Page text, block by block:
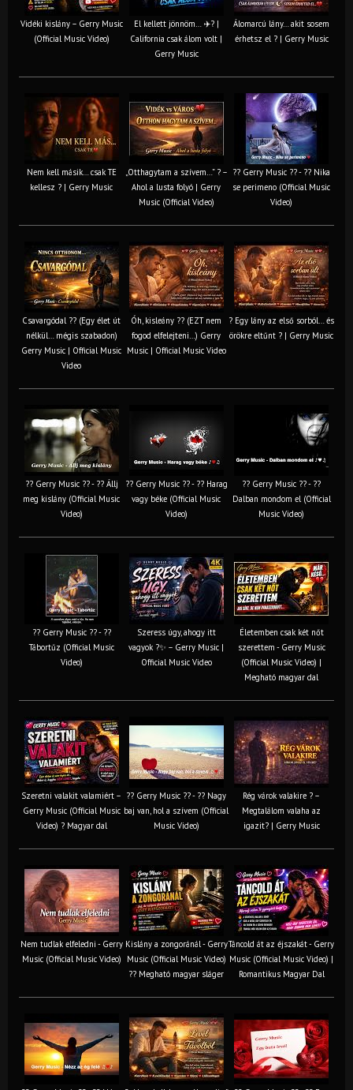
Vidéki kislány – Gerry Music
(Official Music Video)
El kellett jönnöm… ✈️? |
California csak álom volt |
Gerry Music
Álomarcú lány… akit sosem
érhetsz el ? | Gerry Music
Nem kell másik… csak TE
kellesz ? | Gerry Music
„Otthagytam a szívem…” ? –
Ahol a lusta folyó | Gerry
Music (Official Video)
?? Gerry Music ?? - ?? Nika
se perimeno (Official Music
Video)
Csavargódal ?? (Egy élet út
nélkül… mégis szabadon)
Gerry Music | Official Music
Video
Óh, kisleány ?? (EZT nem
fogod elfelejteni…) Gerry
Music | Official Music Video
? Egy lány az első sorból… és
örökre eltűnt ? | Gerry Music
?? Gerry Music ?? - ?? Állj
meg kislány (Official Music
Video)
?? Gerry Music ?? - ?? Harag
vagy béke (Official Music
Video)
?? Gerry Music ?? - ??
Dalban mondom el (Official
Music Video)
?? Gerry Music ?? - ??
Tábortűz (Official Music
Video)
Szeress úgy, ahogy itt
vagyok ?✨ – Gerry Music |
Official Music Video
Életemben csak két nőt
szerettem - Gerry Music
(Official Music Video) |
Megható magyar dal
Szeretni valakit valamiért –
Gerry Music (Official Music
Video) ? Magyar dal
?? Gerry Music ?? - ?? Nagy
baj van, hol a szívem (Official
Music Video)
Rég várok valakire ? –
Megtalálom valaha az
igazit? | Gerry Music
Nem tudlak elfeledni - Gerry
Music (Official Music Video)
Kislány a zongoránál - Gerry
Music (Official Music Video)
?? Megható magyar sláger
Táncold át az éjszakát - Gerry
Music (Official Music Video) |
Romantikus Magyar Dal